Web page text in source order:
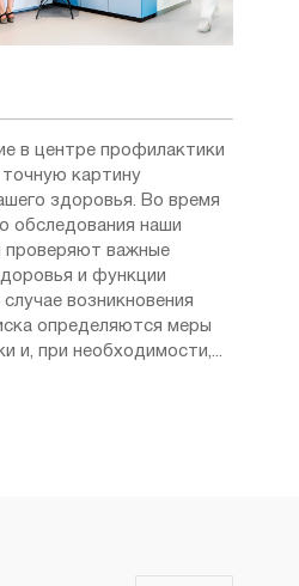
в центре профилактики
картину
здоровья. Во время
обследования наши
проверяют важные
и функции
возникновения
определяются меры
и, при необходимости,...